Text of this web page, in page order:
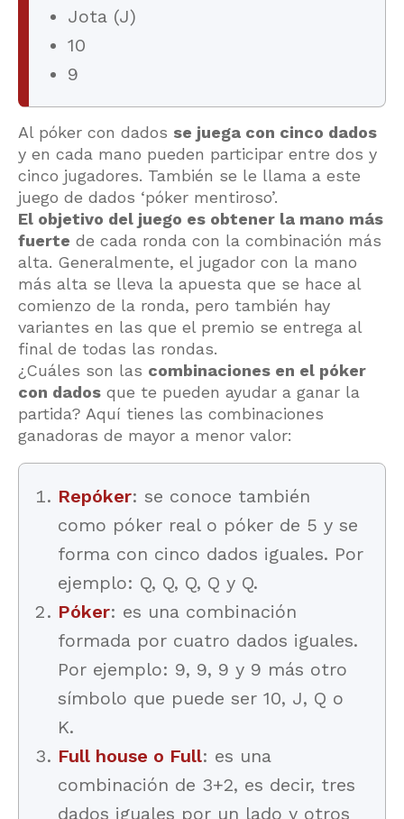
Jota (J)
10
9
Al póker con dados se juega con cinco dados
y en cada mano pueden participar entre dos y
cinco jugadores. También se le llama a este
juego de dados ‘póker mentiroso’.
El objetivo del juego es obtener la mano más
fuerte de cada ronda con la combinación más
alta. Generalmente, el jugador con la mano
más alta se lleva la apuesta que se hace al
comienzo de la ronda, pero también hay
variantes en las que el premio se entrega al
final de todas las rondas.
¿Cuáles son las combinaciones en el póker
con dados que te pueden ayudar a ganar la
partida? Aquí tienes las combinaciones
ganadoras de mayor a menor valor:
Repóker: se conoce también
como póker real o póker de 5 y se
forma con cinco dados iguales. Por
ejemplo: Q, Q, Q, Q y Q.
Póker: es una combinación
formada por cuatro dados iguales.
Por ejemplo: 9, 9, 9 y 9 más otro
símbolo que puede ser 10, J, Q o
K.
Full house o Full: es una
combinación de 3+2, es decir, tres
dados iguales por un lado y otros